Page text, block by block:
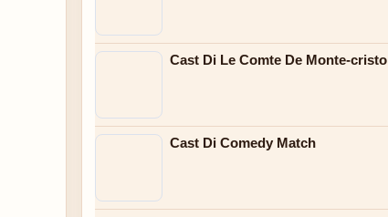
Cast Di Le Comte De Monte-cristo
Cast Di Comedy Match